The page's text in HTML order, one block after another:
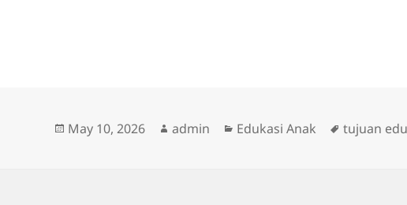
Posted
May 10, 2026 Author
admin Categories
Edukasi Anak Tags
tujuan